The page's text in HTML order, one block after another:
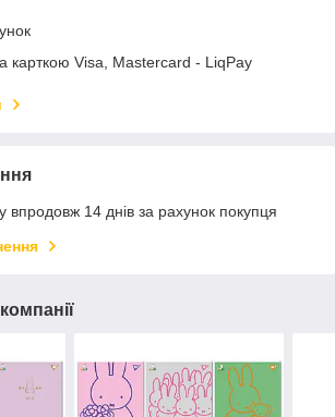
карткою Visa, Mastercard - LiqPay
впродовж 14 днів за рахунок покупця